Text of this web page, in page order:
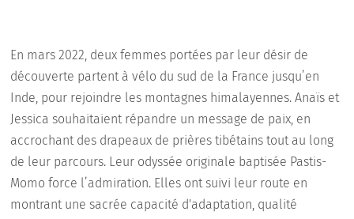
En mars 2022, deux femmes portées par leur désir de
découverte partent à vélo du sud de la France jusqu’en
Inde, pour rejoindre les montagnes himalayennes. Anaïs et
Jessica souhaitaient répandre un message de paix, en
accrochant des drapeaux de prières tibétains tout au long
de leur parcours. Leur odyssée originale baptisée Pastis-
Momo force l’admiration. Elles ont suivi leur route en
montrant une sacrée capacité d'adaptation, qualité